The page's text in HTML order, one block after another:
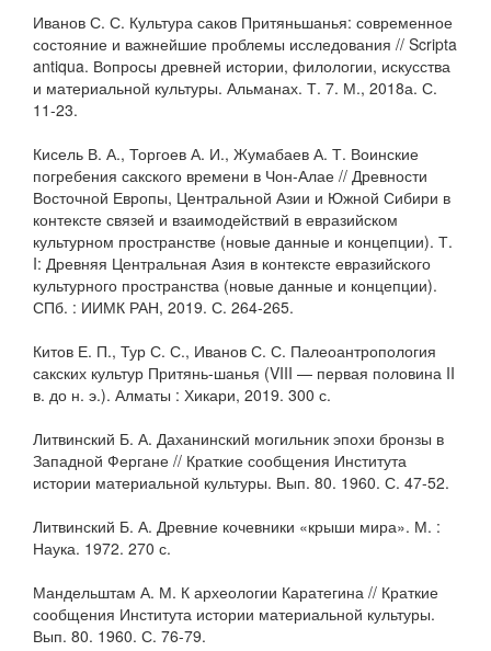
Иванов С. С. Культура саков Притяньшанья: современное
состояние и важнейшие проблемы исследования // Scripta
antiqua. Вопросы древней истории, филологии, искусства
и материальной культуры. Альманах. Т. 7. М., 2018а. С.
11-23.
Кисель В. А., Торгоев А. И., Жумабаев А. Т. Воинские
погребения сакского времени в Чон-Алае // Древности
Восточной Европы, Центральной Азии и Южной Сибири в
контексте связей и взаимодействий в евразийском
культурном пространстве (новые данные и концепции). Т.
I: Древняя Центральная Азия в контексте евразийского
культурного пространства (новые данные и концепции).
СПб. : ИИМК РАН, 2019. С. 264-265.
Китов Е. П., Тур С. С., Иванов С. С. Палеоантропология
сакских культур Притянь-шанья (VIII — первая половина II
в. до н. э.). Алматы : Хикари, 2019. 300 с.
Литвинский Б. А. Даханинский могильник эпохи бронзы в
Западной Фергане // Краткие сообщения Института
истории материальной культуры. Вып. 80. 1960. С. 47-52.
Литвинский Б. А. Древние кочевники «крыши мира». М. :
Наука. 1972. 270 с.
Мандельштам А. М. К археологии Каратегина // Краткие
сообщения Института истории материальной культуры.
Вып. 80. 1960. С. 76-79.